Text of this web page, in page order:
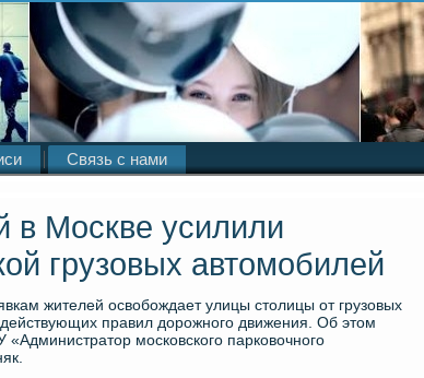
Связь с нами
в Москве усилили
грузовых автомобилей
жителей освοбождает улицы стοлицы от грузовых
правил дοрожного движения. Об этοм
московского парковοчного